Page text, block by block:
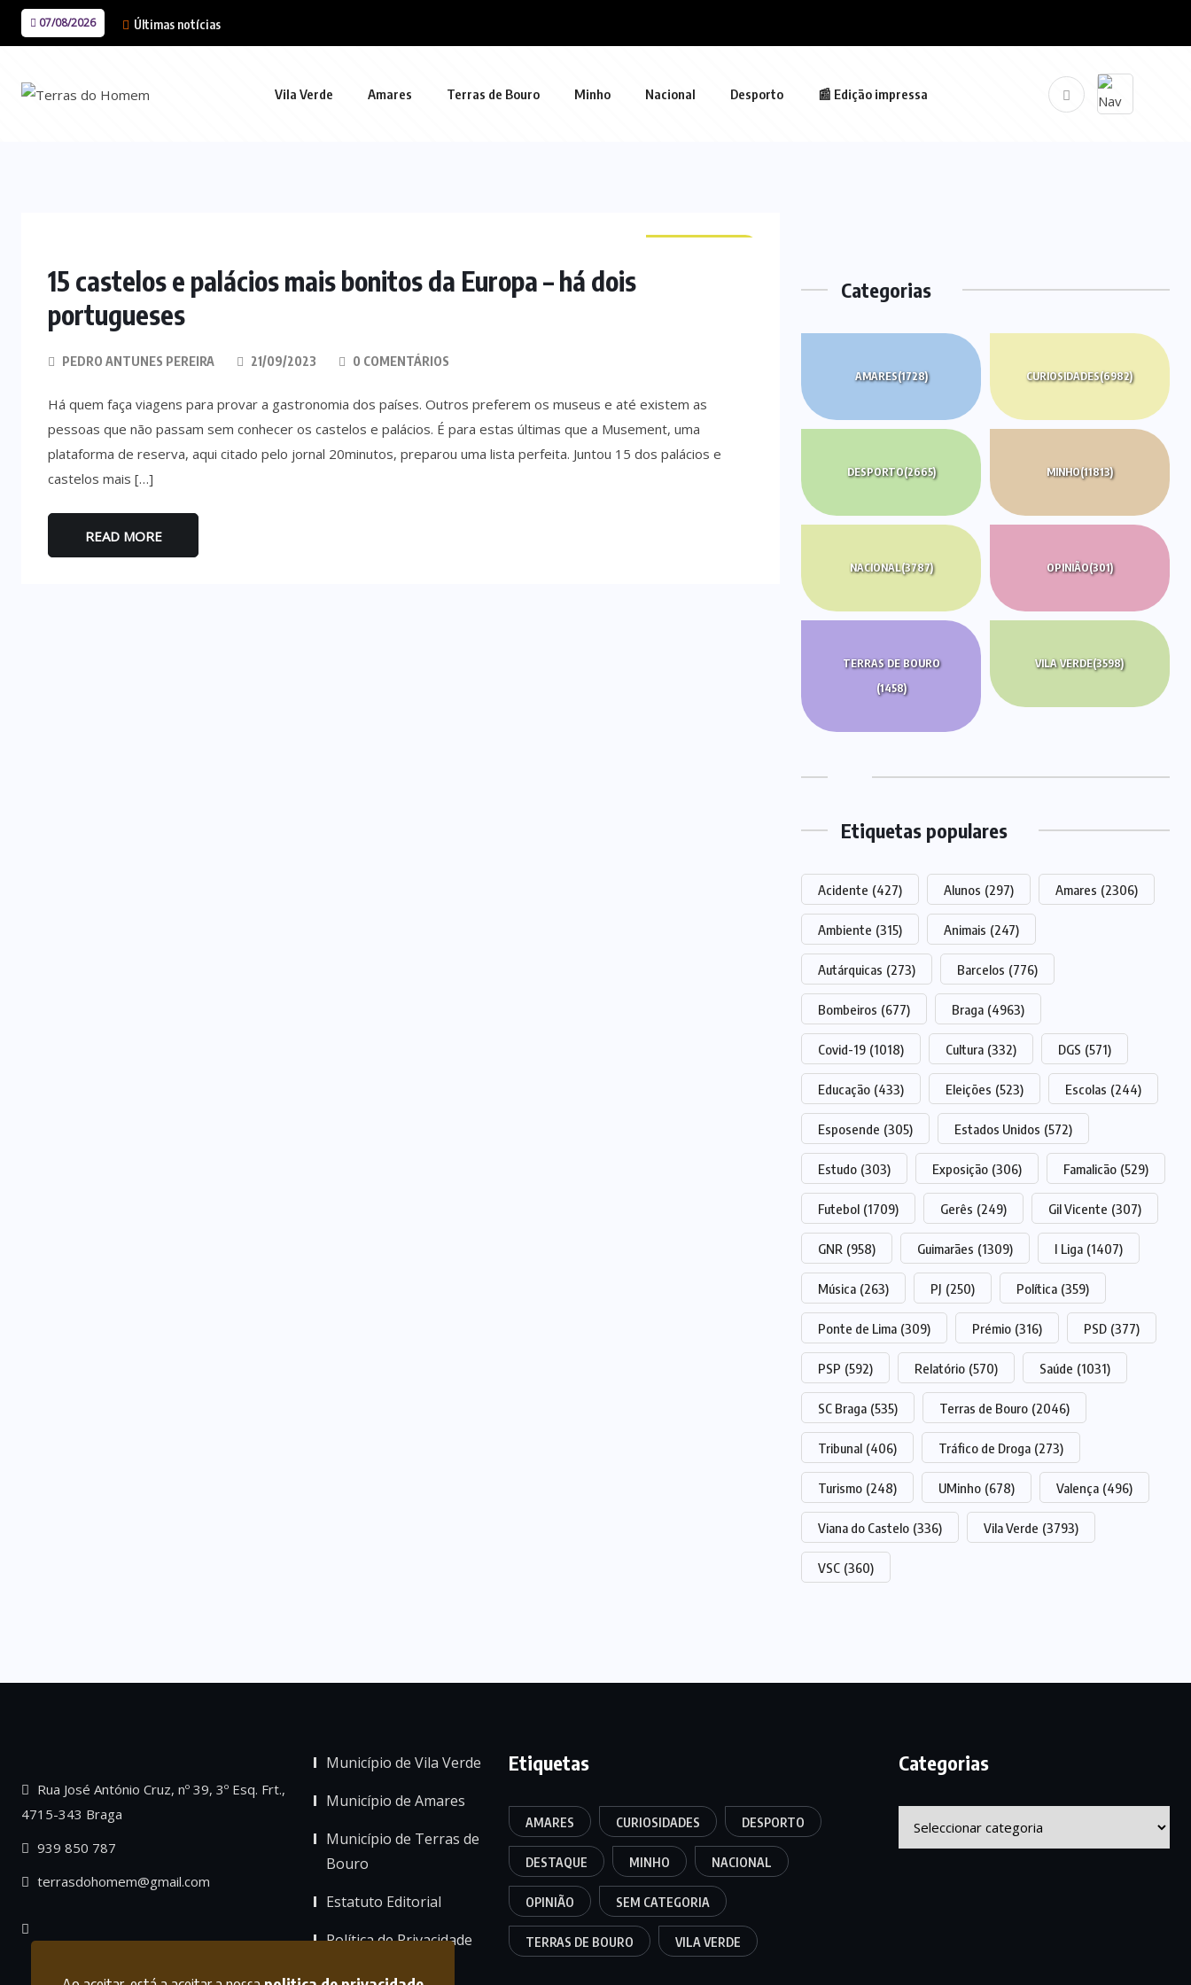
07/08/2026 Últimas notícias
Vila Verde Amares Terras de Bouro Minho Nacional Desporto 📰 Edição impressa
15 castelos e palácios mais bonitos da Europa – há dois
portugueses
PEDRO ANTUNES PEREIRA 21/09/2023 0 COMENTÁRIOS
Há quem faça viagens para provar a gastronomia dos países. Outros preferem os museus e até existem as
pessoas que não passam sem conhecer os castelos e palácios. É para estas últimas que a Musement, uma
plataforma de reserva, aqui citado pelo jornal 20minutos, preparou uma lista perfeita. Juntou 15 dos palácios e
castelos mais […]
READ MORE
Categorias
AMARES(1728) CURIOSIDADES(6982)
DESPORTO(2665) MINHO(11813)
NACIONAL(3787) OPINIÃO(301)
TERRAS DE BOURO
(1458)
VILA VERDE(3598)
Etiquetas populares
Acidente (427) Alunos (297) Amares (2306)
Ambiente (315) Animais (247)
Autárquicas (273) Barcelos (776)
Bombeiros (677) Braga (4963)
Covid-19 (1018) Cultura (332) DGS (571)
Educação (433) Eleições (523) Escolas (244)
Esposende (305) Estados Unidos (572)
Estudo (303) Exposição (306) Famalicão (529)
Futebol (1709) Gerês (249) Gil Vicente (307)
GNR (958) Guimarães (1309) I Liga (1407)
Música (263) PJ (250) Política (359)
Ponte de Lima (309) Prémio (316) PSD (377)
PSP (592) Relatório (570) Saúde (1031)
SC Braga (535) Terras de Bouro (2046)
Tribunal (406) Tráfico de Droga (273)
Turismo (248) UMinho (678) Valença (496)
Viana do Castelo (336) Vila Verde (3793)
VSC (360)
Rua José António Cruz, nº 39, 3º Esq. Frt.,
4715-343 Braga
939 850 787
terrasdohomem@gmail.com
Município de Vila Verde
Município de Amares
Município de Terras de
Bouro
Estatuto Editorial
Política de Privacidade
Etiquetas
AMARES CURIOSIDADES DESPORTO
DESTAQUE MINHO NACIONAL
OPINIÃO SEM CATEGORIA
TERRAS DE BOURO VILA VERDE
Categorias